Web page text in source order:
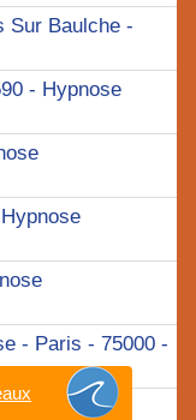
Sur Baulche -
- Hypnose
- Paris - 75000 -
- Hypnose